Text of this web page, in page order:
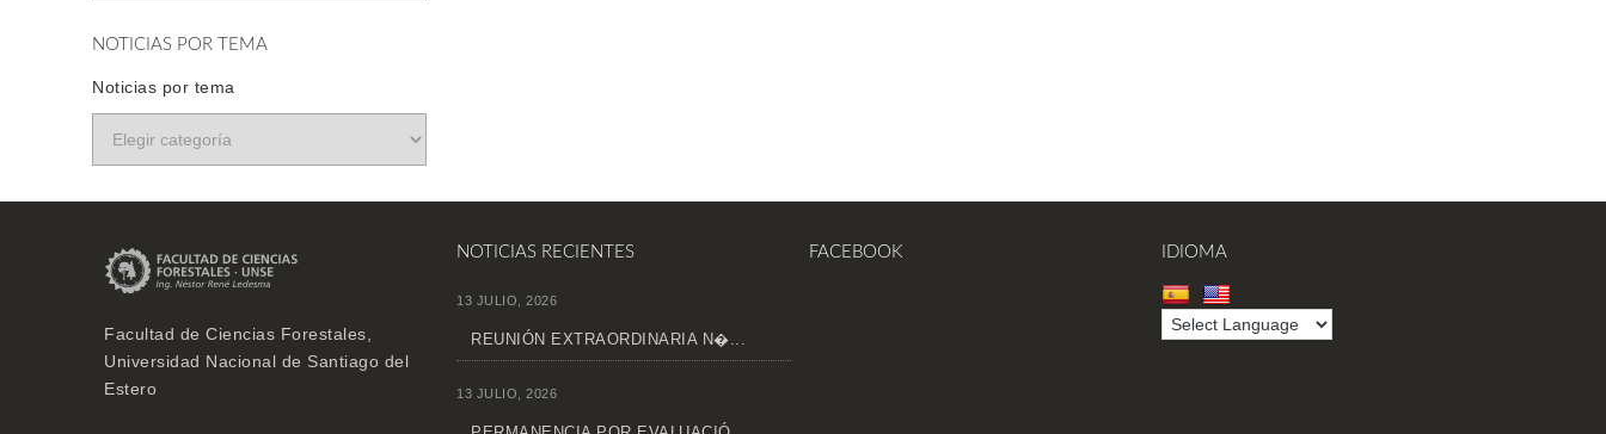
NOTICIAS POR TEMA
Noticias por tema
Facultad de Ciencias Forestales,
Universidad Nacional de Santiago del
Estero
NOTICIAS RECIENTES
13 JULIO, 2026
REUNIÓN EXTRAORDINARIA N�...
13 JULIO, 2026
FACEBOOK IDIOMA